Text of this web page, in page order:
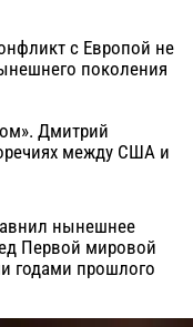
с Европой не
поколения
Дмитрий
между США и
нынешнее
Первой мировой
годами прошлого